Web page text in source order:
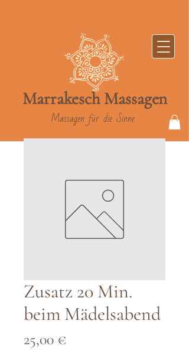
Marrakesch Massagen
Massagen für die Sinne
Zusatz 20 Min.
beim Mädelsabend
25,00 €